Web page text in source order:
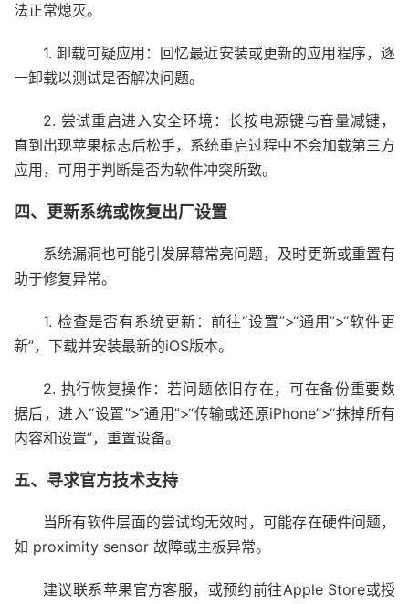
法正常熄灭。
1. 卸载可疑应用：回忆最近安装或更新的应用程序，逐
一卸载以测试是否解决问题。
2. 尝试重启进入安全环境：长按电源键与音量减键，
直到出现苹果标志后松手，系统重启过程中不会加载第三方
应用，可用于判断是否为软件冲突所致。
四、更新系统或恢复出厂设置
系统漏洞也可能引发屏幕常亮问题，及时更新或重置有
助于修复异常。
1. 检查是否有系统更新：前往“设置”>“通用”>“软件更
新”，下载并安装最新的iOS版本。
2. 执行恢复操作：若问题依旧存在，可在备份重要数
据后，进入“设置”>“通用”>“传输或还原iPhone”>“抹掉所有
内容和设置”，重置设备。
五、寻求官方技术支持
当所有软件层面的尝试均无效时，可能存在硬件问题，
如 proximity sensor 故障或主板异常。
建议联系苹果官方客服，或预约前往Apple Store或授